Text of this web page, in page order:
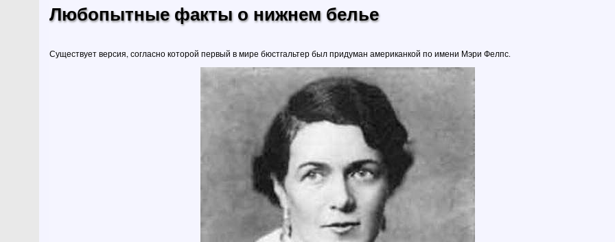
Любопытные факты о нижнем белье
Существует версия, согласно которой первый в мире бюстгальтер был придуман американкой по имени Мэри Фелпс.